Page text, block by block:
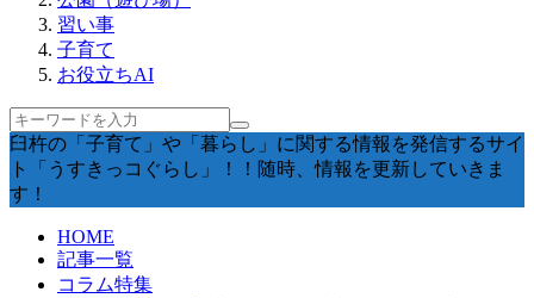
習い事
子育て
お役立ちAI
臼杵の「子育て」や「暮らし」に関する情報を発信するサイ
ト「うすきっコぐらし」！！随時、情報を更新していきま
す！
HOME
記事一覧
コラム特集